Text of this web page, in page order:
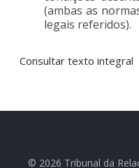
(ambas as
legais referidos).
Consultar texto integral
© 2026 Tribunal da